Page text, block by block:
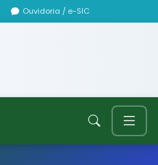
Ouvidoria / e-SIC